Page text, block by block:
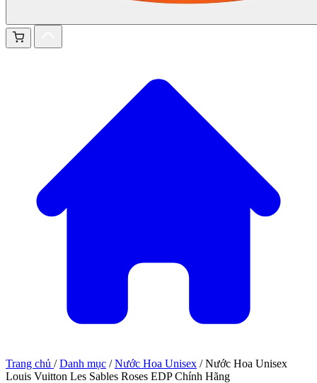
Trang chủ / Danh mục / Nước Hoa Unisex / Nước Hoa Unisex
Louis Vuitton Les Sables Roses EDP Chính Hãng